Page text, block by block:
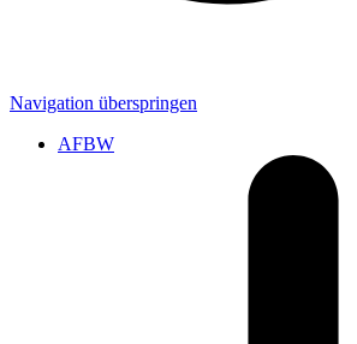
Navigation überspringen
AFBW